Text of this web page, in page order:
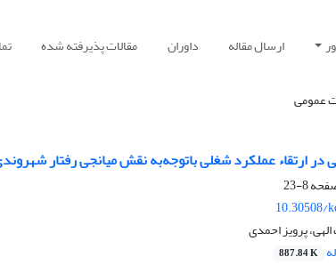
ارسال مقاله داوران مقالات پذیرفته شده
عمومی
ارتقاء عملکرد شغلی باتوجه‌‌به نقش میانجی رفتار
8-23
10.30508/
پرویز احمدی
887.84 K